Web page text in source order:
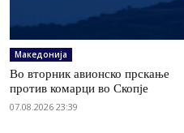
Македонија
Во вторник авионско прскање
против комарци во Скопје
07.08.2026 23:39